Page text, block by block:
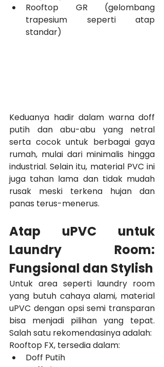
Rooftop GR (gelombang
trapesium seperti atap
standar)
Keduanya hadir dalam warna doff
putih dan abu-abu yang netral
serta cocok untuk berbagai gaya
rumah, mulai dari minimalis hingga
industrial. Selain itu, material PVC ini
juga tahan lama dan tidak mudah
rusak meski terkena hujan dan
panas terus-menerus.
Atap uPVC untuk
Laundry Room:
Fungsional dan Stylish
Untuk area seperti laundry room
yang butuh cahaya alami, material
uPVC dengan opsi semi transparan
bisa menjadi pilihan yang tepat.
Salah satu rekomendasinya adalah:
Rooftop FX, tersedia dalam:
Doff Putih